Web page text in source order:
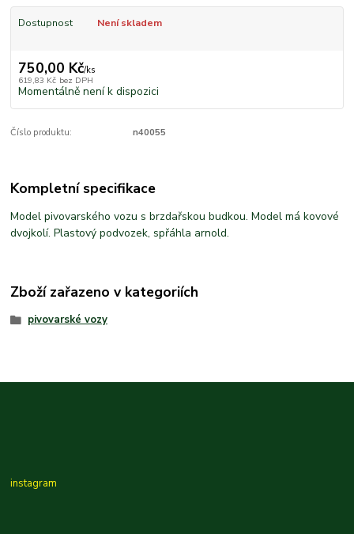
Dostupnost Není skladem
750,00 Kč/ks
619,83 Kč bez DPH
Momentálně není k dispozici
Číslo produktu: n40055
Kompletní specifikace
Model pivovarského vozu s brzdařskou budkou. Model má kovové
dvojkolí. Plastový podvozek, spřáhla arnold.
Zboží zařazeno v kategoriích
pivovarské vozy
instagram